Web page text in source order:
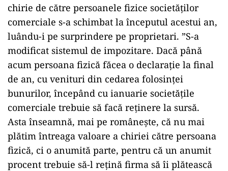
chirie de către persoanele fizice societăților
comerciale s-a schimbat la începutul acestui an,
luându-i pe surprindere pe proprietari. ”S-a
modificat sistemul de impozitare. Dacă până
acum persoana fizică făcea o declarație la final
de an, cu venituri din cedarea folosinței
bunurilor, începând cu ianuarie societățile
comerciale trebuie să facă reținere la sursă.
Asta înseamnă, mai pe românește, că nu mai
plătim întreaga valoare a chiriei către persoana
fizică, ci o anumită parte, pentru că un anumit
procent trebuie să-l rețină firma să îi plătească